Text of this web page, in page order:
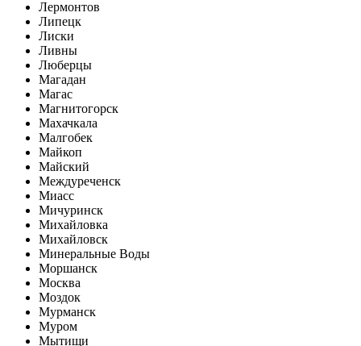
Лермонтов
Липецк
Лиски
Ливны
Люберцы
Магадан
Магас
Магнитогорск
Махачкала
Малгобек
Майкоп
Майский
Междуреченск
Миасс
Мичуринск
Михайловка
Михайловск
Минеральные Воды
Моршанск
Москва
Моздок
Мурманск
Муром
Мытищи